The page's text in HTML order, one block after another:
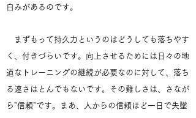
白みがあるのです。
まずもって持久力というのはどうしても落ちやす
く、付きづらいです。向上させるためには日々の地
道なトレーニングの継続が必要なのに対して、落ち
る速さはとんでもないです。その難しさは、さなが
ら"信頼"です。まあ、人からの信頼ほど一日で失墜